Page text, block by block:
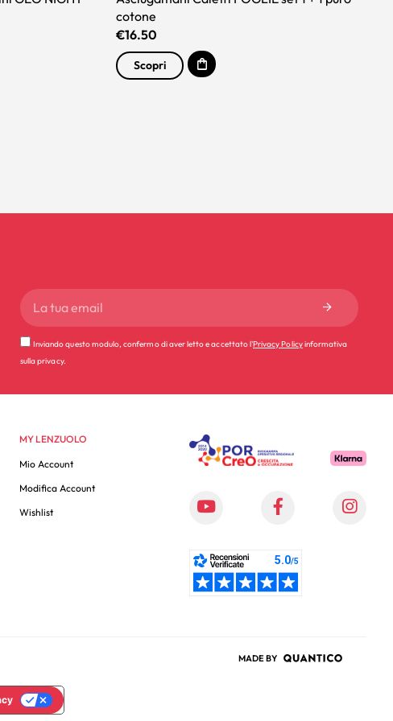
cotone
€16.50
Scopri
Inviando questo modulo, confermo di aver letto e accettato l'Privacy Policyinformativa
sulla privacy.
MY LENZUOLO
Mio Account
Modifica Account
Wishlist
MADE BY